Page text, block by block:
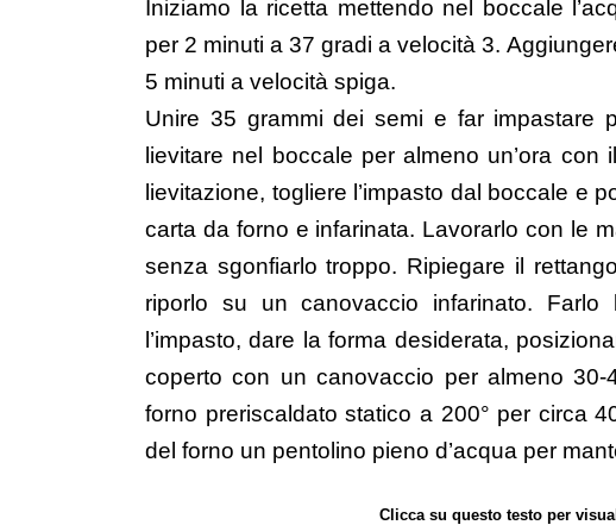
Iniziamo la ricetta mettendo nel boccale
per 2 minuti a 37 gradi a velocità 3.
5 minuti a velocità spiga.
Unire 35 grammi dei semi e far impastare
lievitare nel boccale per almeno un’ora
lievitazione, togliere l’impasto dal boccale e
carta da forno e infarinata. Lavorarlo con le
senza sgonfiarlo troppo. Ripiegare il
riporlo su un canovaccio infarinato.
l’impasto, dare la forma desiderata,
coperto con un canovaccio per almeno
forno preriscaldato statico a 200° per circa
del forno un pentolino pieno d’acqua per
Clicca su questo testo per